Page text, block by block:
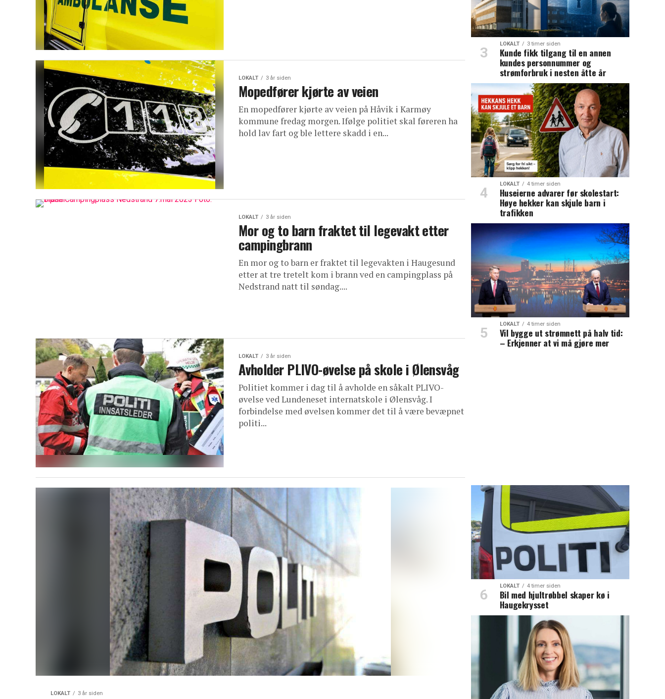
LOKALT 3 år siden
Mopedfører kjørte av veien
En mopedfører kjørte av veien på Håvik i Karmøy
kommune fredag morgen. Ifølge politiet skal føreren ha
hold lav fart og ble lettere skadd i en...
LOKALT 3 år siden
Mor og to barn fraktet til legevakt etter
campingbrann
En mor og to barn er fraktet til legevakten i Haugesund
etter at tre tretelt kom i brann ved en campingplass på
Nedstrand natt til søndag....
LOKALT 3 år siden
Avholder PLIVO-øvelse på skole i Ølensvåg
Politiet kommer i dag til å avholde en såkalt PLIVO-
øvelse ved Lundeneset internatskole i Ølensvåg. I
forbindelse med øvelsen kommer det til å være bevæpnet
politi...
LOKALT 3 år siden
LOKALT 3 timer siden
Kunde fikk tilgang til en annen
kundes personnummer og
strømforbruk i nesten åtte år
LOKALT 4 timer siden
Huseierne advarer før skolestart:
Høye hekker kan skjule barn i
trafikken
LOKALT 4 timer siden
Vil bygge ut strømnett på halv tid:
– Erkjenner at vi må gjøre mer
LOKALT 4 timer siden
Bil med hjultrøbbel skaper kø i
Haugekrysset